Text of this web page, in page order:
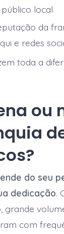
local
da
e redes
toda a
ou
do seu
dedicação.
grande
com